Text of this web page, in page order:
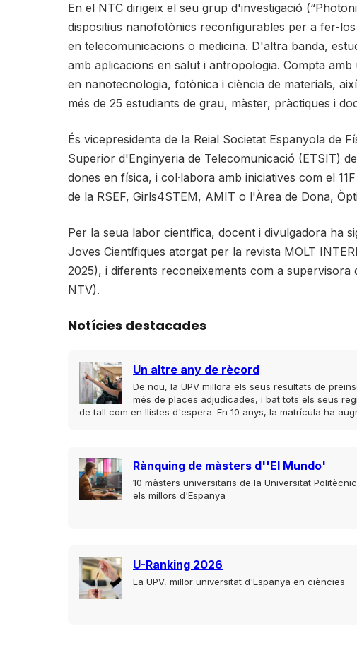
En el NTC dirigeix el seu grup d'investigació
dispositius nanofotònics reconfigurables per a fer-
en telecomunicacions o medicina. D'altra banda,
amb aplicacions en salut i antropologia. Compta
en nanotecnologia, fotònica i ciència de materials,
més de 25 estudiants de grau, màster, pràctiques i
És vicepresidenta de la Reial Societat Espanyola de
Superior d'Enginyeria de Telecomunicació (ETSIT)
dones en física, i col·labora amb iniciatives com el
de la RSEF, Girls4STEM, AMIT o l'Àrea de Dona,
Per la seua labor científica, docent i divulgadora ha
Joves Científiques atorgat per la revista MOLT
2025), i diferents reconeixements com a
NTV).
Notícies destacades
Un altre any de rècord
De nou, la UPV millora els seus resultats de
més de places adjudicades, i bat tots els seus
de tall com en llistes d'espera. En 10 anys, la matrícula ha
Rànquing de màsters d''El Mundo'
10 màsters universitaris de la Universitat
els millors d'Espanya
U-Ranking 2026
La UPV, millor universitat d'Espanya en ciències